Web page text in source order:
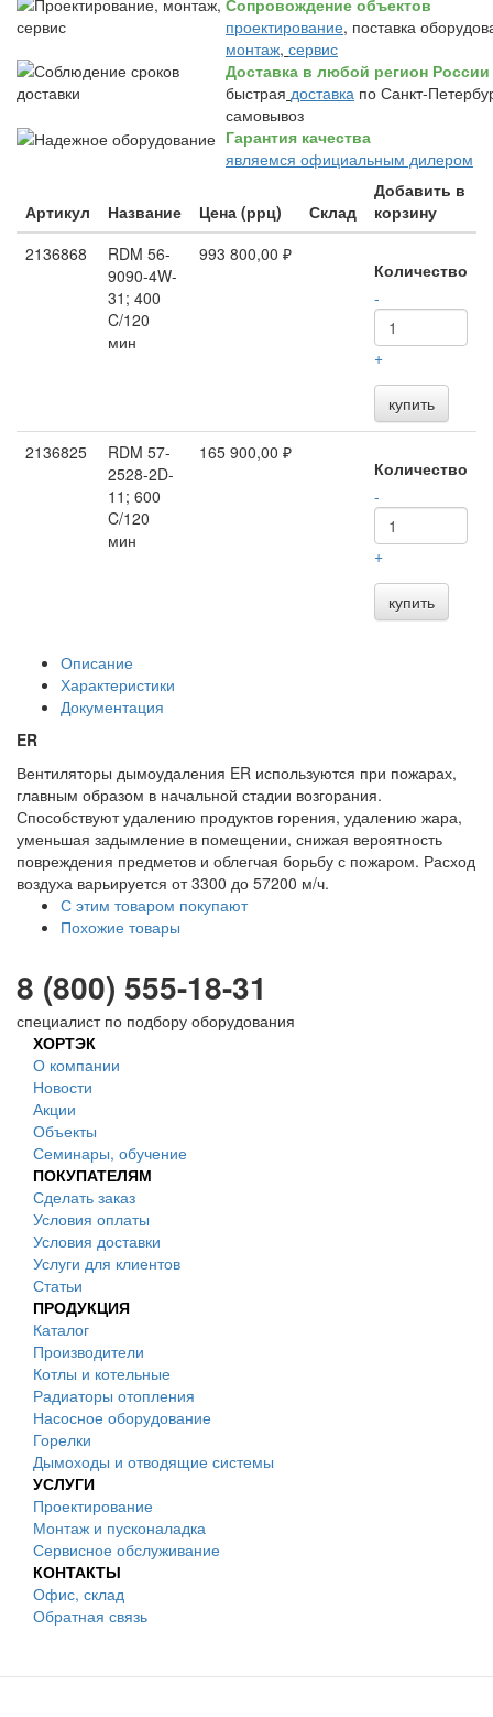
Сопровождение объектов
проектирование, поставка
монтаж, сервис
Доставка в любой регион России
быстрая доставка по Санкт-
самовывоз
Гарантия качества
являемся официальным дилером
Артикул Название Цена (ррц) Склад
Добавить в
корзину
2136868
RDM 56-
9090-4W-
31; 400
C/120
мин
993 800,00 ₽
Количество
-
+
купить
2136825
RDM 57-
2528-2D-
11; 600
C/120
мин
165 900,00 ₽
Количество
-
+
купить
Описание
Характеристики
Документация
ER
Вентиляторы дымоудаления ER используются при пожарах,
главным образом в начальной стадии возгорания.
Способствуют удалению продуктов горения, удалению жара,
уменьшая задымление в помещении, снижая вероятность
повреждения предметов и облегчая борьбу с пожаром. Расход
воздуха варьируется от 3300 до 57200 м/ч.
С этим товаром покупают
Похожие товары
8 (800) 555-18-31
специалист по подбору оборудования
ХОРТЭК
О компании
Новости
Акции
Объекты
Семинары, обучение
ПОКУПАТЕЛЯМ
Сделать заказ
Условия оплаты
Условия доставки
Услуги для клиентов
Статьи
ПРОДУКЦИЯ
Каталог
Производители
Котлы и котельные
Радиаторы отопления
Насосное оборудование
Горелки
Дымоходы и отводящие системы
УСЛУГИ
Проектирование
Монтаж и пусконаладка
Сервисное обслуживание
КОНТАКТЫ
Офис, склад
Обратная связь